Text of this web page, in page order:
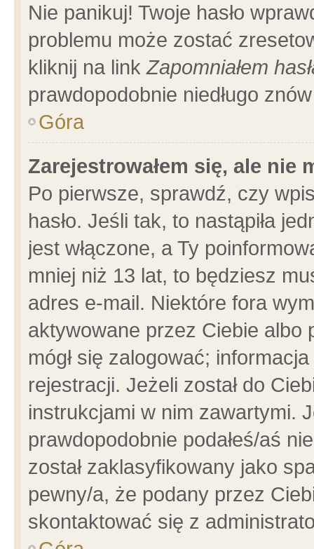
Nie panikuj! Twoje hasło
problemu może zostać
kliknij na linkZapomniałem
prawdopodobnie niedługo
Góra
Zarejestrowałem się, ale nie
Po pierwsze, sprawdź, czy
hasło. Jeśli tak, to nastąpiła
jest włączone, a Ty
mniej niż 13 lat, to będziesz
adres e-mail. Niektóre fora
aktywowane przez Ciebie albo
mógł się zalogować;
rejestracji. Jeżeli został do
instrukcjami w nim zawartymi.
prawdopodobnie podałeś/aś
został zaklasyfikowany jako
pewny/a, że podany przez
skontaktować się z